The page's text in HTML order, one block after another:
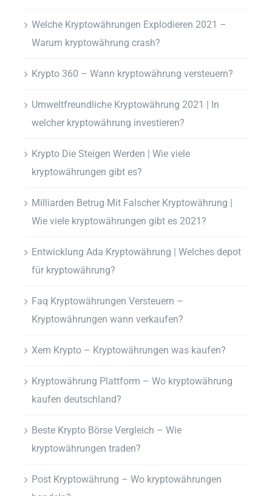
Welche Kryptowährungen Explodieren 2021 –
Warum kryptowährung crash?
Krypto 360 – Wann kryptowährung versteuern?
Umweltfreundliche Kryptowährung 2021 | In
welcher kryptowährung investieren?
Krypto Die Steigen Werden | Wie viele
kryptowährungen gibt es?
Milliarden Betrug Mit Falscher Kryptowährung |
Wie viele kryptowährungen gibt es 2021?
Entwicklung Ada Kryptowährung | Welches depot
für kryptowährung?
Faq Kryptowährungen Versteuern –
Kryptowährungen wann verkaufen?
Xem Krypto – Kryptowährungen was kaufen?
Kryptowährung Plattform – Wo kryptowährung
kaufen deutschland?
Beste Krypto Börse Vergleich – Wie
kryptowährungen traden?
Post Kryptowährung – Wo kryptowährungen